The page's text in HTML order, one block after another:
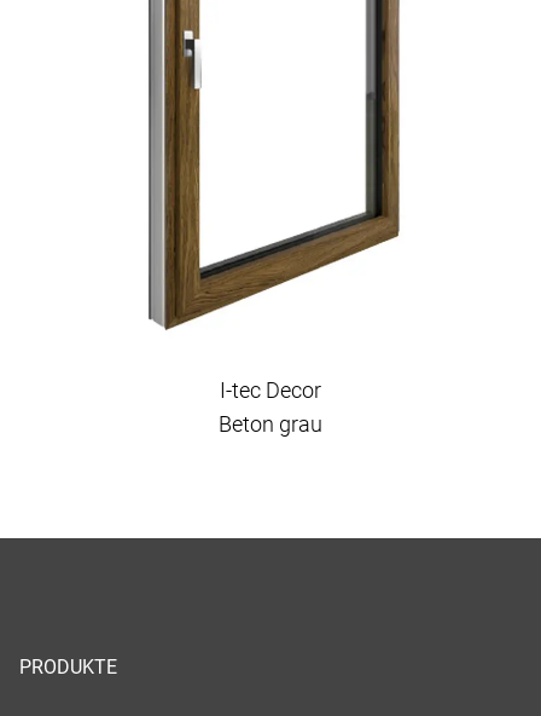
I-tec Decor
Beton grau
PRODUKTE